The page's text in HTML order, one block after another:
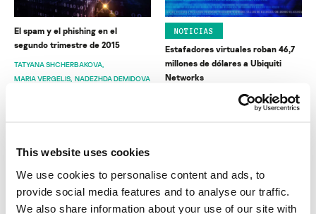
This website uses cookies
We use cookies to personalise content and ads, to
provide social media features and to analyse our traffic.
We also share information about your use of our site with
El spam y el phishing en el
segundo trimestre de 2015
TATYANA SHCHERBAKOVA
MARIA VERGELIS NADEZHDA DEMIDOVA
NOTICIAS
Estafadores virtuales roban 46,7
millones de dólares a Ubiquiti
Networks